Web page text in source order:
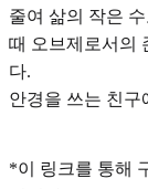
줄여 삶의 작은
때 오브제로서의
다.
안경을 쓰는 친구
*이 링크를 통해